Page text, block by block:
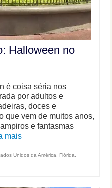
Halloween no
é coisa séria nos
por adultos e
doces e
que vem de muitos anos,
e fantasmas
mais
Unidos da América Flórida